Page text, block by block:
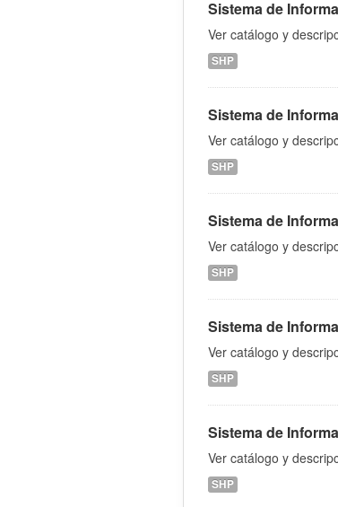
Sistema de
Ver catálogo y
SHP
Sistema de
Ver catálogo y
SHP
Sistema de
Ver catálogo y
SHP
Sistema de
Ver catálogo y
SHP
Sistema de
Ver catálogo y
SHP